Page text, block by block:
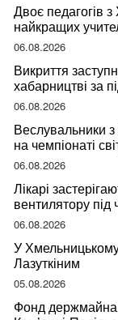
Двоє педагогів
найкращих
06.08.2026
Викриття
хабарництві за
06.08.2026
Веслувальники
на чемпіонаті
06.08.2026
Лікарі
вентилятору
ваше здоров’я
06.08.2026
У
Лазуткіним
05.08.2026
Фонд держмайна